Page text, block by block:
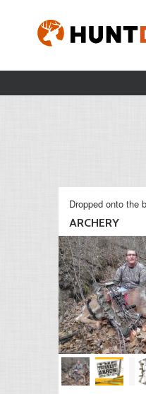
Dropped onto the
ARCHERY